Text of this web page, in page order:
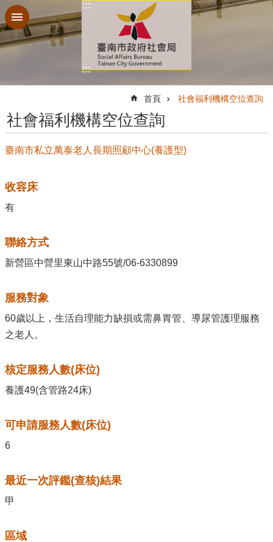
跳到主要內容區塊
:::
:::
首頁 社會福利機構空位查詢
社會福利機構空位查詢
臺南市私立萬泰老人長期照顧中心(養護型)
收容床
有
聯絡方式
新營區中營里東山中路55號/06-6330899
服務對象
60歲以上，生活自理能力缺損或需鼻胃管、導尿管護理服務
之老人。
核定服務人數(床位)
養護49(含管路24床)
可申請服務人數(床位)
6
最近一次評鑑(查核)結果
甲
區域